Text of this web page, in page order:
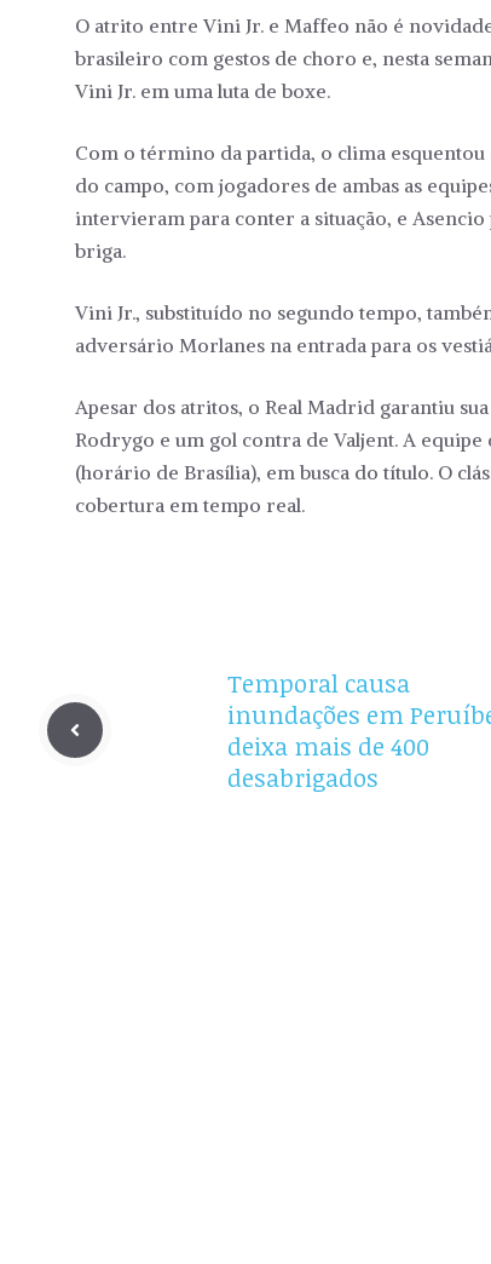
O atrito entre Vini Jr. e Maffeo não é
brasileiro com gestos de choro e, nesta
Vini Jr. em uma luta de boxe.
Com o término da partida, o clima
do campo, com jogadores de ambas as
intervieram para conter a situação, e
briga.
Vini Jr., substituído no segundo tempo,
adversário Morlanes na entrada para os
Apesar dos atritos, o Real Madrid garantiu
Rodrygo e um gol contra de Valjent. A
(horário de Brasília), em busca do título. O
cobertura em tempo real.
Temporal causa
inundações em
deixa mais de 400
desabrigados